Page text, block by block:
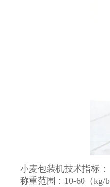
小麦包装机技术指标：
称重范围：10-60（kg/